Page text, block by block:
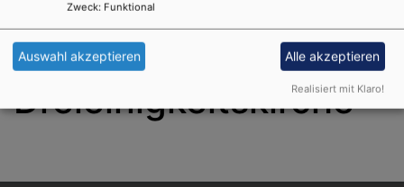
Startseite Unsere Kirchen Dreieinigkeitskirche
Dreieinigkeitskirche
Zweck: Funktional
Auswahl akzeptieren Alle akzeptieren
Realisiert mit Klaro!